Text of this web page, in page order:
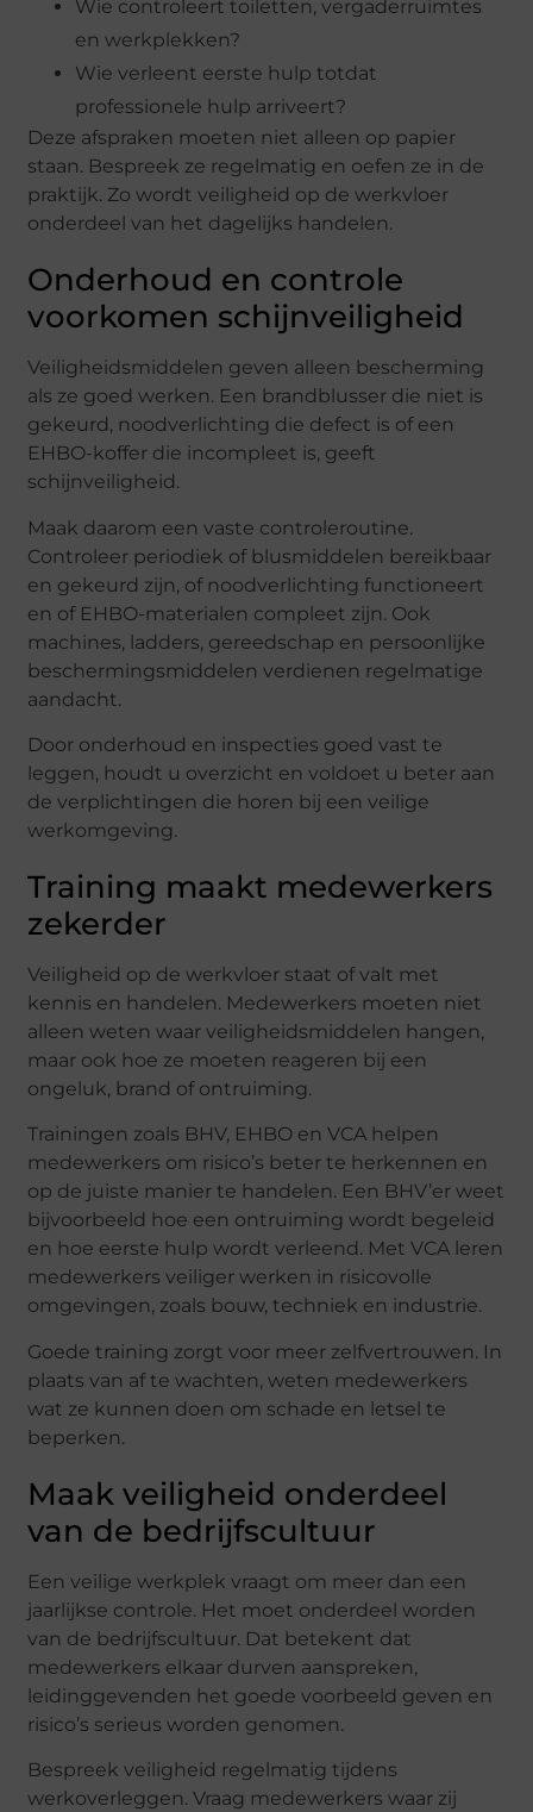
Wie controleert toiletten, vergaderruimtes
en werkplekken?
Wie verleent eerste hulp totdat
professionele hulp arriveert?
Deze afspraken moeten niet alleen op papier
staan. Bespreek ze regelmatig en oefen ze in de
praktijk. Zo wordt veiligheid op de werkvloer
onderdeel van het dagelijks handelen.
Onderhoud en controle
voorkomen schijnveiligheid
Veiligheidsmiddelen geven alleen bescherming
als ze goed werken. Een brandblusser die niet is
gekeurd, noodverlichting die defect is of een
EHBO-koffer die incompleet is, geeft
schijnveiligheid.
Maak daarom een vaste controleroutine.
Controleer periodiek of blusmiddelen bereikbaar
en gekeurd zijn, of noodverlichting functioneert
en of EHBO-materialen compleet zijn. Ook
machines, ladders, gereedschap en persoonlijke
beschermingsmiddelen verdienen regelmatige
aandacht.
Door onderhoud en inspecties goed vast te
leggen, houdt u overzicht en voldoet u beter aan
de verplichtingen die horen bij een veilige
werkomgeving.
Training maakt medewerkers
zekerder
Veiligheid op de werkvloer staat of valt met
kennis en handelen. Medewerkers moeten niet
alleen weten waar veiligheidsmiddelen hangen,
maar ook hoe ze moeten reageren bij een
ongeluk, brand of ontruiming.
Trainingen zoals BHV, EHBO en VCA helpen
medewerkers om risico’s beter te herkennen en
op de juiste manier te handelen. Een BHV’er weet
bijvoorbeeld hoe een ontruiming wordt begeleid
en hoe eerste hulp wordt verleend. Met VCA leren
medewerkers veiliger werken in risicovolle
omgevingen, zoals bouw, techniek en industrie.
Goede training zorgt voor meer zelfvertrouwen. In
plaats van af te wachten, weten medewerkers
wat ze kunnen doen om schade en letsel te
beperken.
Maak veiligheid onderdeel
van de bedrijfscultuur
Een veilige werkplek vraagt om meer dan een
jaarlijkse controle. Het moet onderdeel worden
van de bedrijfscultuur. Dat betekent dat
medewerkers elkaar durven aanspreken,
leidinggevenden het goede voorbeeld geven en
risico’s serieus worden genomen.
Bespreek veiligheid regelmatig tijdens
werkoverleggen. Vraag medewerkers waar zij